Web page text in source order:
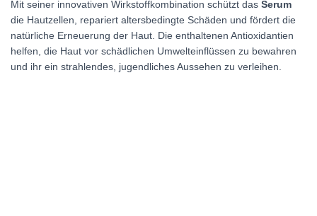
Mit seiner innovativen Wirkstoffkombination schützt das Serum
die Hautzellen, repariert altersbedingte Schäden und fördert die
natürliche Erneuerung der Haut. Die enthaltenen Antioxidantien
helfen, die Haut vor schädlichen Umwelteinflüssen zu bewahren
und ihr ein strahlendes, jugendliches Aussehen zu verleihen.